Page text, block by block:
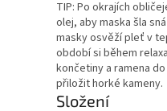
TIP: Po okrajích
olej, aby maska šla
masky osvěží pleť v
období si během
končetiny a ramena
přiložit horké kameny.
Složení